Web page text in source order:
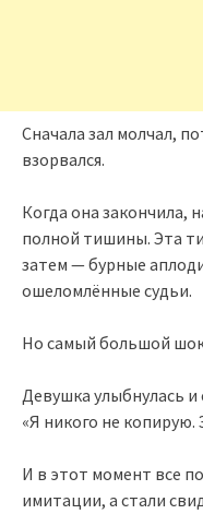
Сначала зал молчал,
взорвался.
Когда она закончила,
полной тишины. Эта
затем — бурные
ошеломлённые судьи.
Но самый большой
Девушка улыбнулась и
«Я никого не
И в этот момент все
имитации, а стали